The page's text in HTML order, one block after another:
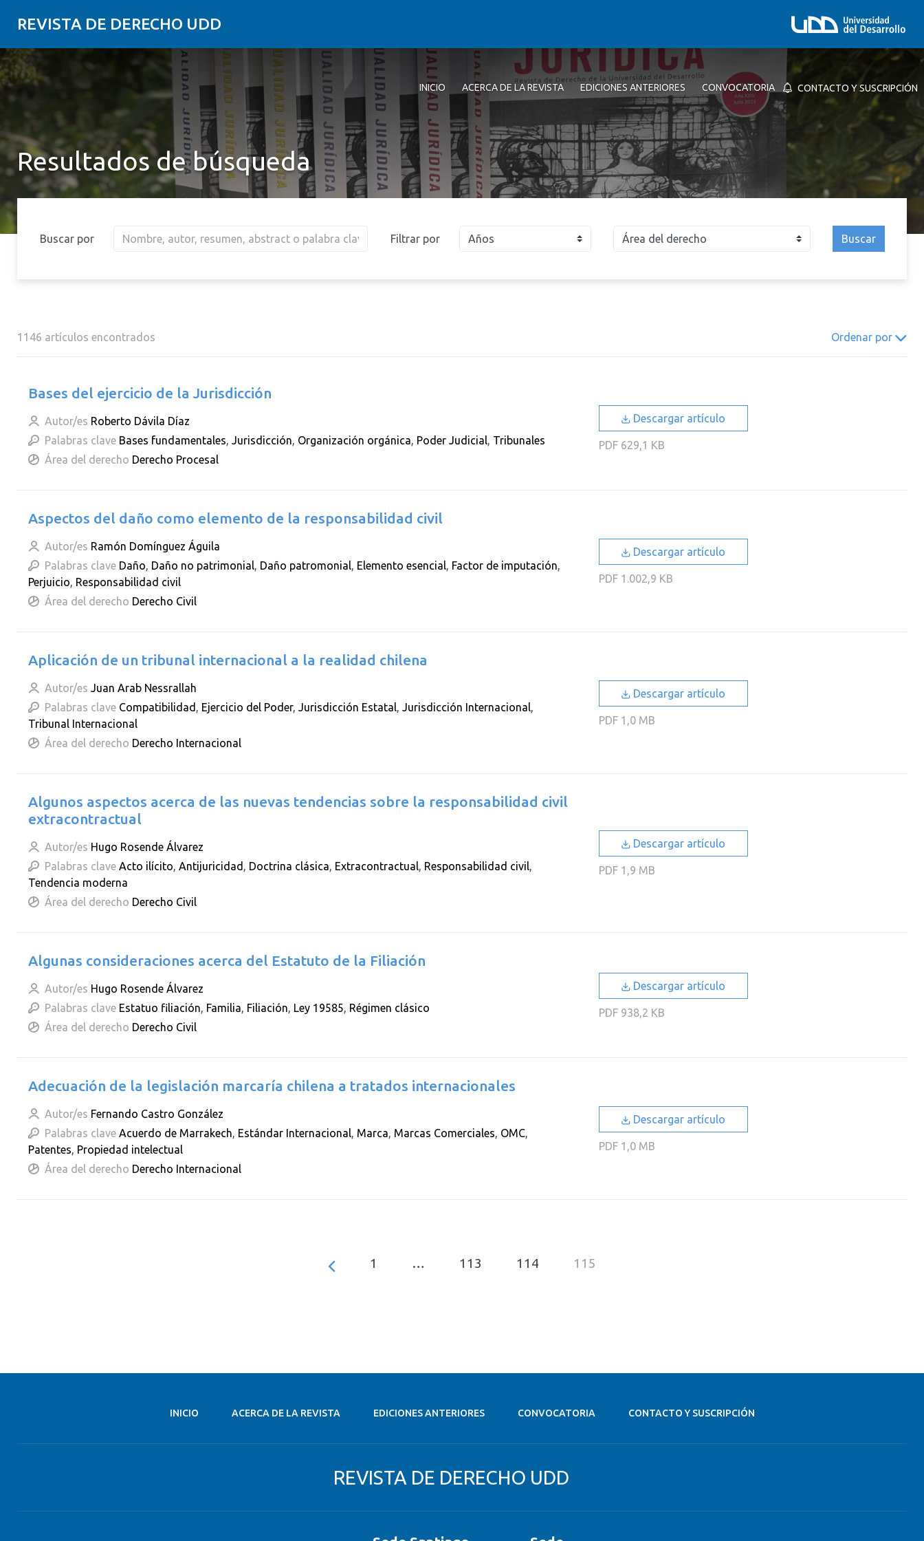
REVISTA DE DERECHO UDD
INICIO ACERCA DE LA REVISTA EDICIONES ANTERIORES CONVOCATORIA CONTACTO Y SUSCRIPCIÓN
Resultados de búsqueda
Buscar por Filtrar por Años
2006 2005 2004 2003
2002 2001
Buscar
1146 artículos encontrados Ordenar por
Bases del ejercicio de la Jurisdicción
Autor/es Roberto Dávila Díaz
Palabras clave Bases fundamentales, Jurisdicción, Organización orgánica, Poder Judicial, Tribunales
Área del derecho Derecho Procesal
Descargar artículo
PDF629,1 KB
Aspectos del daño como elemento de la responsabilidad civil
Autor/es Ramón Domínguez Águila
Palabras clave Daño, Daño no patrimonial, Daño patromonial, Elemento esencial, Factor de imputación,
Perjuicio, Responsabilidad civil
Área del derecho Derecho Civil
Descargar artículo
PDF1.002,9 KB
Aplicación de un tribunal internacional a la realidad chilena
Autor/es Juan Arab Nessrallah
Palabras clave Compatibilidad , Ejercicio del Poder, Jurisdicción Estatal, Jurisdicción Internacional,
Tribunal Internacional
Área del derecho Derecho Internacional
Descargar artículo
PDF1,0 MB
Algunos aspectos acerca de las nuevas tendencias sobre la responsabilidad civil
extracontractual
Autor/es Hugo Rosende Álvarez
Palabras clave Acto ilícito, Antijuricidad , Doctrina clásica, Extracontractual, Responsabilidad civil,
Tendencia moderna
Área del derecho Derecho Civil
Descargar artículo
PDF1,9 MB
Algunas consideraciones acerca del Estatuto de la Filiación
Autor/es Hugo Rosende Álvarez
Palabras clave Estatuo filiación, Familia, Filiación, Ley 19585, Régimen clásico
Área del derecho Derecho Civil
Descargar artículo
PDF938,2 KB
Adecuación de la legislación marcaría chilena a tratados internacionales
Autor/es Fernando Castro González
Palabras clave Acuerdo de Marrakech, Estándar Internacional, Marca, Marcas Comerciales, OMC,
Patentes, Propiedad intelectual
Área del derecho Derecho Internacional
Descargar artículo
PDF1,0 MB
1 … 113 114 115
INICIO ACERCA DE LA REVISTA EDICIONES ANTERIORES CONVOCATORIA CONTACTO Y SUSCRIPCIÓN
REVISTA DE DERECHO UDD